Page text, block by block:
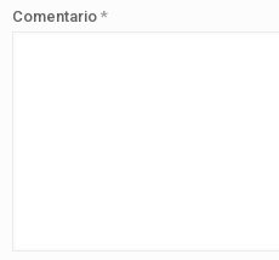
Comentario *